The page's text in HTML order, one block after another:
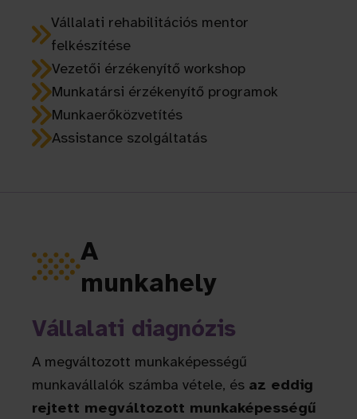
Vállalati rehabilitációs mentor
felkészítése
Vezetői érzékenyítő workshop
Munkatársi érzékenyítő programok
Munkaerőközvetítés
Assistance szolgáltatás
A
munkahely
Vállalati diagnózis
A megváltozott munkaképességű
munkavállalók számba vétele, és az eddig
rejtett megváltozott munkaképességű